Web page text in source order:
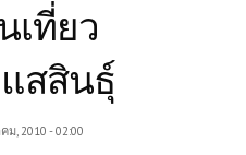
เที่ยว
สสินธุ์
ม, 2010 - 02:00